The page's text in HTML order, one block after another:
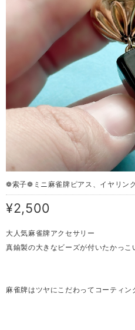
❁索子❁ミニ 麻雀牌ピアス、イヤリン
¥2,500
大人気麻雀牌アクセサリー
真鍮製の大きなビーズが付いたかっこ
麻雀牌はツヤにこだわってコーティン